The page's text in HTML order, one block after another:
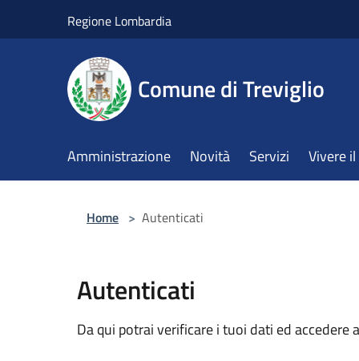
Regione Lombardia
Comune di Treviglio
Amministrazione Novità Servizi Vivere
Home > Autenticati
Autenticati
Da qui potrai verificare i tuoi dati ed accedere